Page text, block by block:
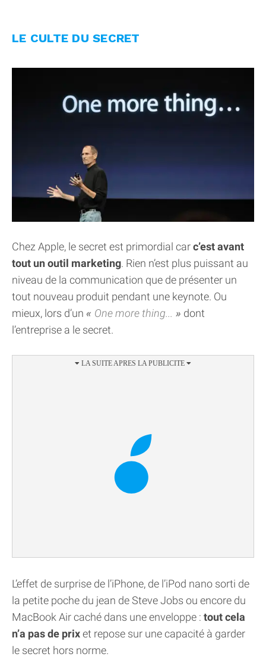
LE CULTE DU SECRET
Chez Apple, le secret est primordial carc’est avant
tout un outil marketing. Rien n’est plus puissant au
niveau de la communication que de présenter un
tout nouveau produit pendant une keynote. Ou
mieux, lors d’un
One more thing...
dont
l’entreprise a le secret.
L’effet de surprise de l’iPhone, de l’iPod nano sorti de
la petite poche du jean de Steve Jobs ou encore du
MacBook Air caché dans une enveloppe : tout cela
n’a pas de prixet repose sur une capacité à garder
le secret hors norme.